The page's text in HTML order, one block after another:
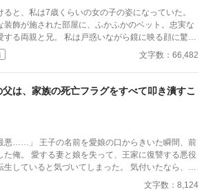
ると、私は7歳くらいの女の子の姿になっていた。
装飾が施された部屋に、ふかふかのベット。忠実な
は戸惑いながら鏡に映る顔に驚愕
令嬢の幼少期じ
語の中に転生してしまった女の子が、実はとてつも
し持った裏ボスキャラであることを自覚しないま
文字数：66,482
父は、家族の死亡フラグをすべて叩き潰すこ
の口からきいた瞬間、前
た俺。 愛する妻と娘を失って、王家に復讐する悪役
生していると気づいてしまった。 気付いたなら、妻
ラグは破壊するよ。 まだ二人とも生きてるからね。
物語の通りになんて、させるか！ ※他サイトにも掲載中
文字数：8,124